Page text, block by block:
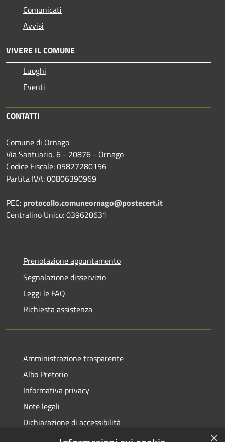
Comunicati
Avvisi
VIVERE IL COMUNE
Luoghi
Eventi
CONTATTI
Comune di Ornago
Via Santuario, 6 - 20876 - Ornago
Codice Fiscale: 05827280156
Partita IVA: 00806390969
PEC: protocollo.comuneornago@postecert.it
Centralino Unico: 039628631
Prenotazione appuntamento
Segnalazione disservizio
Leggi le FAQ
Richiesta assistenza
Amministrazione trasparente
Albo Pretorio
Informativa privacy
Note legali
Dichiarazione di accessibilità
Obiettivi di accessibilità
×